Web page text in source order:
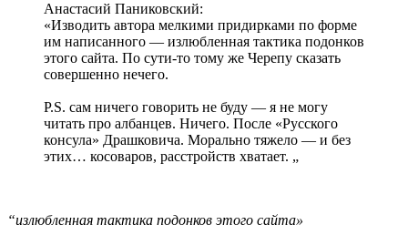
Анастасий Паниковский:
«Изводить автора мелкими придирками по форме
им написанного — излюбленная тактика подонков
этого сайта. По сути-то тому же Черепу сказать
совершенно нечего.
P.S. сам ничего говорить не буду — я не могу
читать про албанцев. Ничего. После «Русского
консула» Драшковича. Морально тяжело — и без
этих… косоваров, расстройств хватает. „
“излюбленная тактика подонков этого сайта»